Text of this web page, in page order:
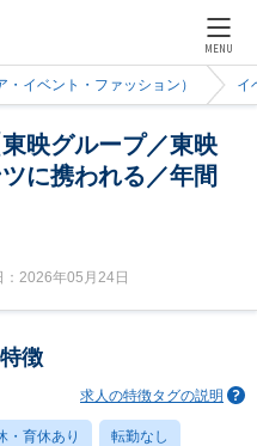
MENU
イベント・ファッション） イ
映グループ／東映
に携われる／年間
2026年05月24日
徴
求人の特徴タグの説明
・育休あり 転勤なし